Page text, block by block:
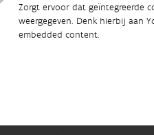
Zorgt ervoor dat geïntegreerde
weergegeven. Denk hierbij aan
embedded content.